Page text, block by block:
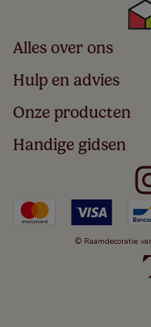
Alles over ons
Home
Over
Bestellen
Winacties
Veelgestelde Vragen
Hulp en advies
Volg Je Bestelling
Levering
5 Jaar Garantie
Algemene
Kindveiligheid
Cookies
Herroepingsrecht
Onze producten
Houten Jaloezieën
Rolgordijnen
Verticale Jaloezieën
Duo Rolgordijnen
Duo Plisségordijnen
Handige gidsen
Meten Voor
Badkamer
Slaapkamer
Keuken Raamdecoratie
De Jaloezieën Gids
Jaloezieënwoordenboek
© Raamdecoratie